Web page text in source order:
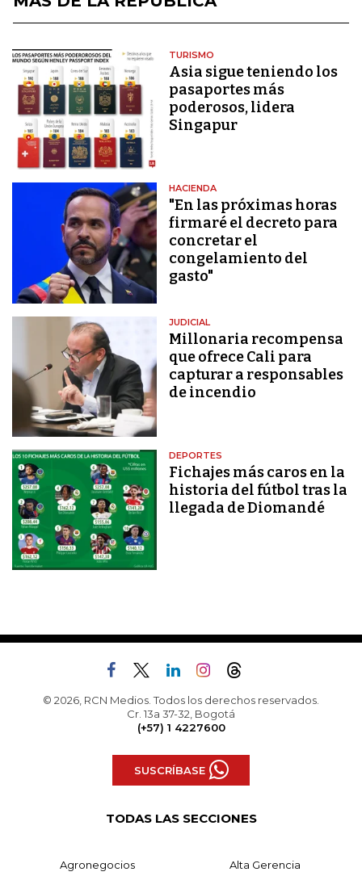
TURISMO
Asia sigue teniendo los
pasaportes más
poderosos, lidera
Singapur
HACIENDA
"En las próximas horas
firmaré el decreto para
concretar el
congelamiento del
gasto"
JUDICIAL
Millonaria recompensa
que ofrece Cali para
capturar a responsables
de incendio
DEPORTES
Fichajes más caros en la
historia del fútbol tras la
llegada de Diomandé
© 2026, RCN Medios. Todos los derechos reservados.
Cr. 13a 37-32, Bogotá
(+57) 1 4227600
SUSCRÍBASE
TODAS LAS SECCIONES
Agronegocios Alta Gerencia